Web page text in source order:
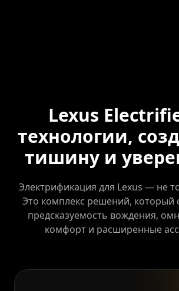
Lexus
технологии,
тишину и
Электрификация для Lexus — не
Это комплекс решений, который
предсказуемость вождения,
комфорт и расширенные